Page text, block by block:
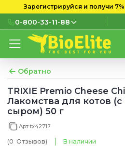
Зарегистрируйся и получи
0-800-33-11-88
0-800-33-11-88
мобильных номеров
(097) 133 11 88
(095) 133 11 88
(073) 133 11 88
Обратно
TRIXIE Premio Cheese
Лакомства для котов
сыром) 50 г
Арт tx42717
(0 Отзывов) В наличии